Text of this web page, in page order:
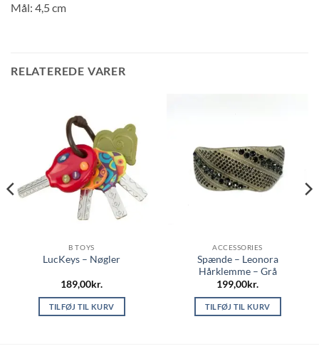
Mål: 4,5 cm
RELATEREDE VARER
B TOYS
LucKeys – Nøgler
189,00kr.
TILFØJ TIL KURV
ACCESSORIES
Spænde – Leonora
Hårklemme – Grå
199,00kr.
TILFØJ TIL KURV